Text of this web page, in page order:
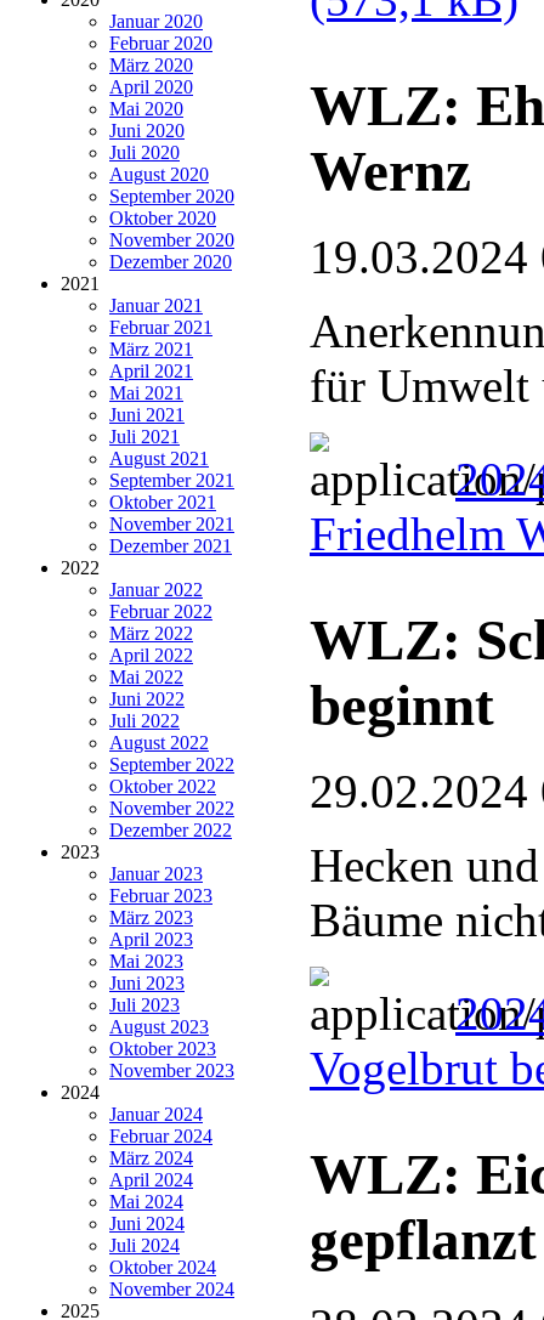
Januar 2020
Februar 2020
März 2020
April 2020
Mai 2020
Juni 2020
Juli 2020
August 2020
September 2020
Oktober 2020
November 2020
Dezember 2020
2021
Januar 2021
Februar 2021
März 2021
April 2021
Mai 2021
Juni 2021
Juli 2021
August 2021
September 2021
Oktober 2021
November 2021
Dezember 2021
2022
Januar 2022
Februar 2022
März 2022
April 2022
Mai 2022
Juni 2022
Juli 2022
August 2022
September 2022
Oktober 2022
November 2022
Dezember 2022
2023
Januar 2023
Februar 2023
März 2023
April 2023
Mai 2023
Juni 2023
Juli 2023
August 2023
Oktober 2023
November 2023
2024
Januar 2024
Februar 2024
März 2024
April 2024
Mai 2024
Juni 2024
Juli 2024
Oktober 2024
November 2024
2025
WLZ:
Wernz
19.03.2024
für Umwelt
Friedhelm
WLZ:
beginnt
29.02.2024
Hecken
Bäume
Vogelbrut
WLZ:
gepflanzt